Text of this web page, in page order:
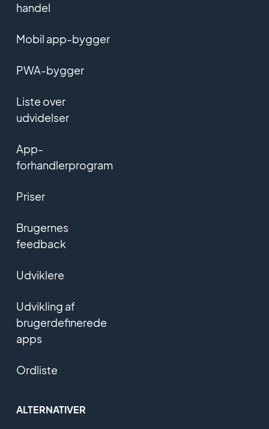
handel
Mobil app-bygger
PWA-bygger
Liste over
udvidelser
App-
forhandlerprogram
Priser
Brugernes
feedback
Udviklere
Udvikling af
brugerdefinerede
apps
Ordliste
ALTERNATIVER